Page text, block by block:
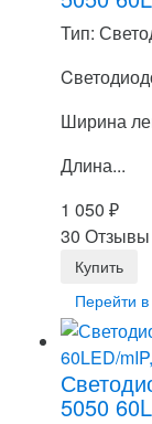
Тип:
Ширина
Длина...
1 050 ₽
30 Отзывы
Перейти в
5050